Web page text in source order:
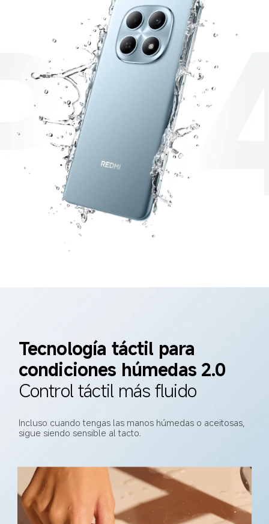
Tecnología táctil para
condiciones húmedas 2.0
Control táctil más fluido
Incluso cuando tengas las manos húmedas o aceitosas,
sigue siendo sensible al tacto.